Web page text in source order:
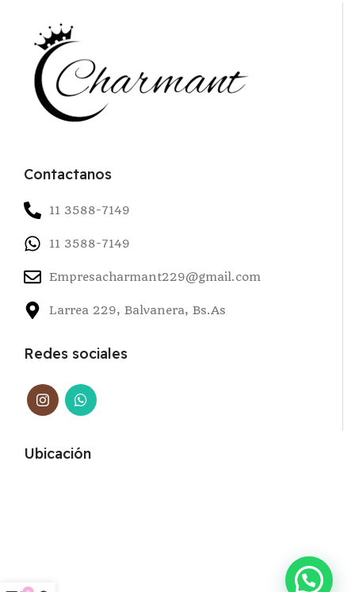
Contactanos
11 3588-7149
11 3588-7149
Empresacharmant229@gmail.com
Larrea 229, Balvanera, Bs.As
Redes sociales
Ubicación